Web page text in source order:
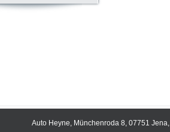
Auto Heyne, Münchenroda 8, 07751